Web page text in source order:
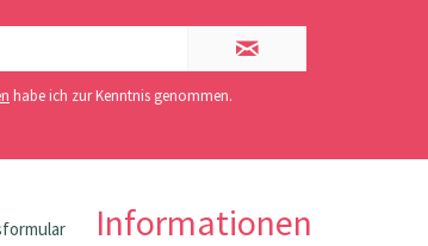
habe ich zur Kenntnis genommen.
Informationen